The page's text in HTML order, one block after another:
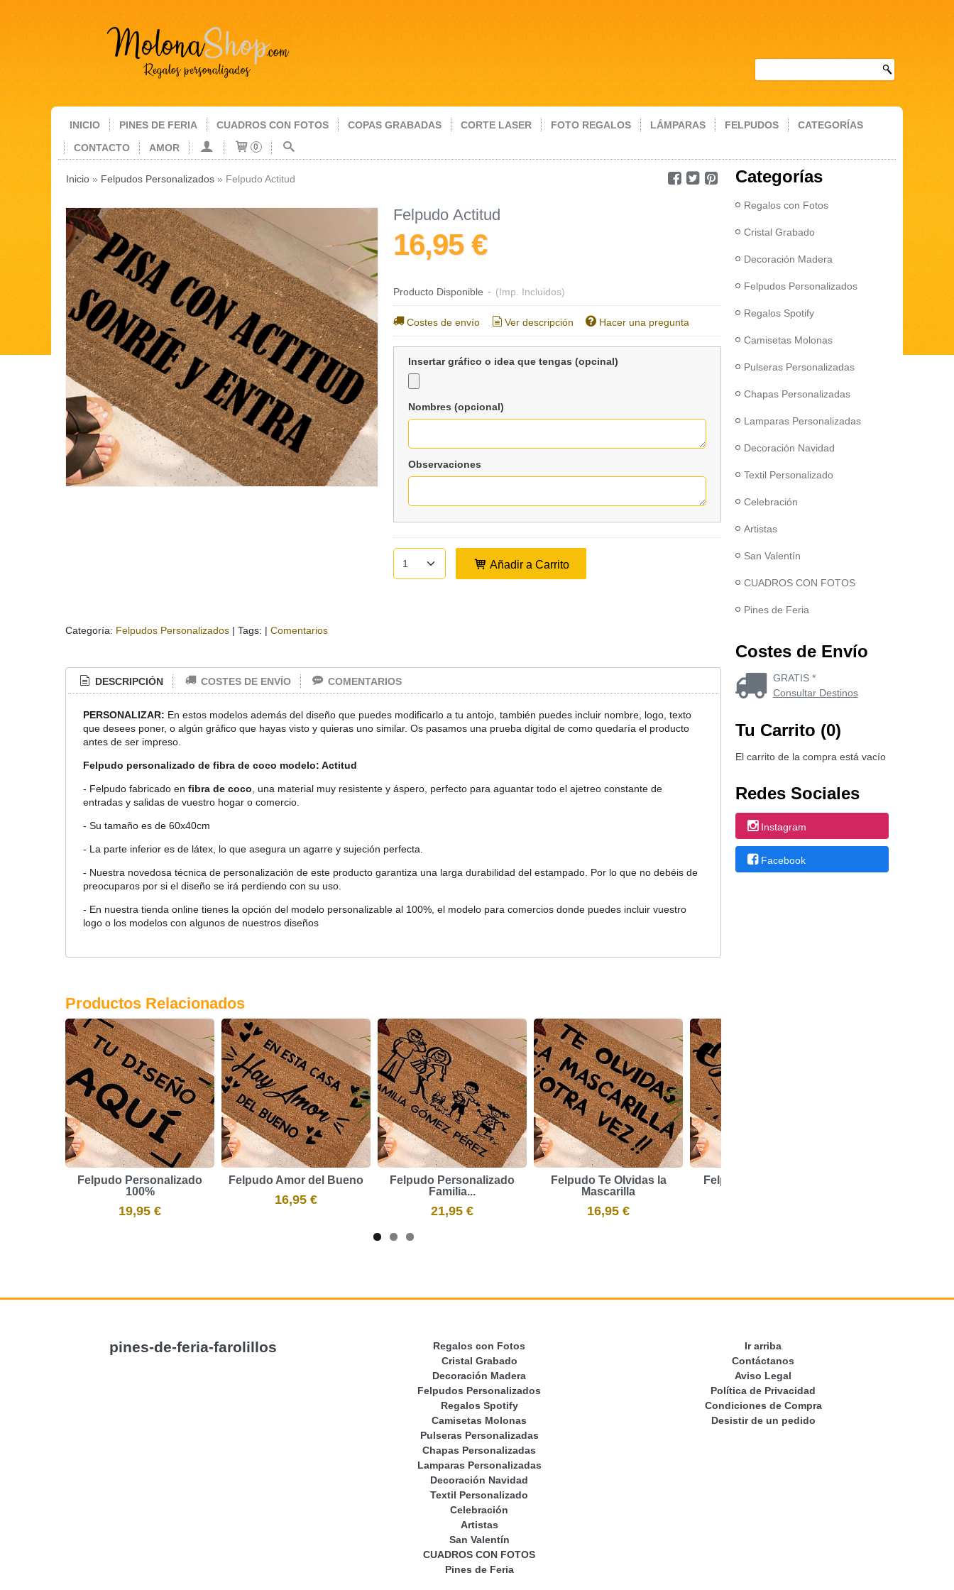
INICIO PINES DE FERIA CUADROS CON FOTOS COPAS GRABADAS CORTE LASER FOTO REGALOS LÁMPARAS FELPUDOS
CATEGORÍAS
CONTACTO
AMOR 0
Inicio » Felpudos Personalizados » Felpudo Actitud
Felpudo Actitud
16,95 €
Producto Disponible - (Imp. Incluidos)
Costes de envío Ver descripción Hacer una pregunta
Insertar gráfico o idea que tengas (opcinal)
Nombres (opcional)
Observaciones
Añadir a Carrito
Categoría: Felpudos Personalizados | Tags: | Comentarios
DESCRIPCIÓN COSTES DE ENVÍO COMENTARIOS
PERSONALIZAR: En estos modelos además del diseño que puedes modificarlo a tu antojo, también puedes incluir nombre, logo, texto
que desees poner, o algún gráfico que hayas visto y quieras uno similar. Os pasamos una prueba digital de como quedaría el producto
antes de ser impreso.
Felpudo personalizado de fibra de coco modelo: Actitud
- Felpudo fabricado en fibra de coco , una material muy resistente y áspero, perfecto para aguantar todo el ajetreo constante de
entradas y salidas de vuestro hogar o comercio.
- Su tamaño es de 60x40cm
- La parte inferior es de látex, lo que asegura un agarre y sujeción perfecta.
- Nuestra novedosa técnica de personalización de este producto garantiza una larga durabilidad del estampado. Por lo que no debéis de
preocuparos por si el diseño se irá perdiendo con su uso.
- En nuestra tienda online tienes la opción del modelo personalizable al 100%, el modelo para comercios donde puedes incluir vuestro
logo o los modelos con algunos de nuestros diseños
Productos Relacionados
Felpudo Personalizado
100%
19,95 €
Felpudo Amor del Bueno
16,95 €
Felpudo Personalizado
Familia...
21,95 €
Felpudo Te Olvidas la
Mascarilla
16,95 €
Felpudo Ojalá Siempre
Categorías
Regalos con Fotos
Cristal Grabado
Decoración Madera
Felpudos Personalizados
Regalos Spotify
Camisetas Molonas
Pulseras Personalizadas
Chapas Personalizadas
Lamparas Personalizadas
Decoración Navidad
Textil Personalizado
Celebración
Artistas
San Valentín
CUADROS CON FOTOS
Pines de Feria
Costes de Envío
GRATIS *
Consultar Destinos
Tu Carrito (0)
El carrito de la compra está vacío
Redes Sociales
Instagram
Facebook
pines-de-feria-farolillos
Regalos con Fotos
Cristal Grabado
Decoración Madera
Felpudos Personalizados
Regalos Spotify
Camisetas Molonas
Pulseras Personalizadas
Chapas Personalizadas
Lamparas Personalizadas
Decoración Navidad
Textil Personalizado
Celebración
Artistas
San Valentín
CUADROS CON FOTOS
Pines de Feria
Ir arriba
Contáctanos
Aviso Legal
Política de Privacidad
Condiciones de Compra
Desistir de un pedido